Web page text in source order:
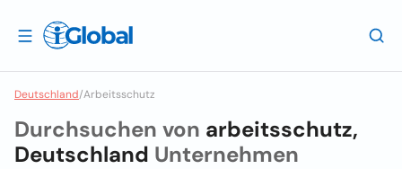
Deutschland/Arbeitsschutz
Durchsuchen von arbeitsschutz,
Deutschland Unternehmen